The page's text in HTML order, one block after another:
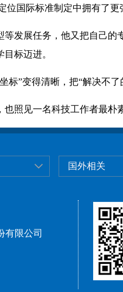
国际标准制定中拥有了更
发展任务，他又把自己的
标迈进。
”变得清晰，把“解决不了
见一名科技工作者最朴
国外相关
有限公司